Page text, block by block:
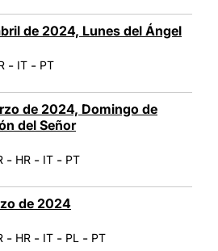
de 2024, Lunes del Ángel
- IT - PT
de 2024, Domingo de
del Señor
- HR - IT - PT
de 2024
- HR - IT - PL - PT